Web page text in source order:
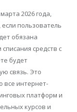
2026 года,
пользователь
обязана
средств с
будет
связь. Это
все интернет-
платформ и
курсов и